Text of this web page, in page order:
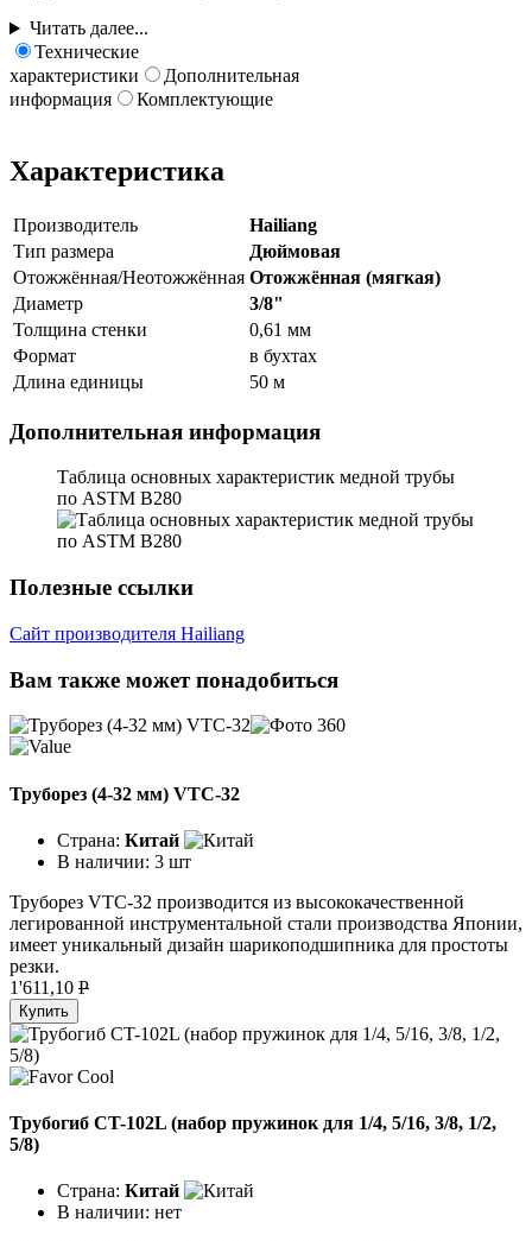
Читать далее...
Технические
характеристики
Дополнительная
информация
Комплектующие
Характеристика
Производитель
Hailiang
Тип размера
Дюймовая
Отожжённая/Неотожжённая Отожжённая (мягкая)
Диаметр
3/8"
Толщина стенки
0,61 мм
Формат
в бухтах
Длина единицы
50 м
Дополнительная информация
Таблица основных характеристик медной трубы
по ASTM B280
Полезные ссылки
Сайт производителя Hailiang
Вам также может понадобиться
Труборез (4-32 мм) VTC-32
Страна: Китай
В наличии: 3 шт
Труборез VTC-32 производится из высококачественной
легированной инструментальной стали производства Японии,
имеет уникальный дизайн шарикоподшипника для простоты
резки.
1'611,10 P
Купить
Трубогиб CT-102L (набор пружинок для 1/4, 5/16, 3/8, 1/2,
5/8)
Страна: Китай
В наличии: нет